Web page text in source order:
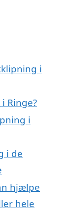
i
Ringe?
i
i de
hjælpe
hele